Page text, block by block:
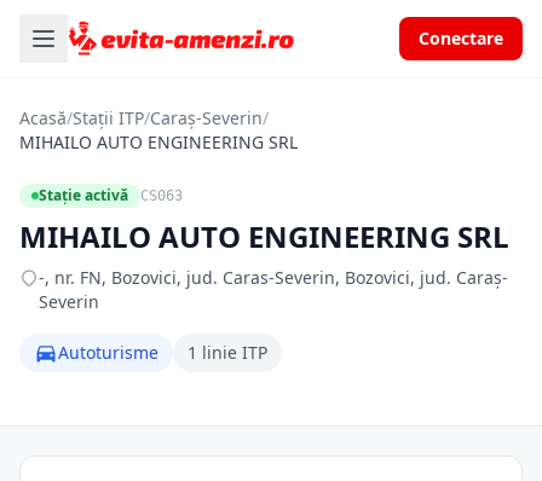
Conectare
Acasă/Stații ITP/Caraș-Severin/
MIHAILO AUTO ENGINEERING SRL
Stație activă CS063
MIHAILO AUTO ENGINEERING SRL
-, nr. FN, Bozovici, jud. Caras-Severin, Bozovici, jud. Caraș-
Severin
Autoturisme 1 linie ITP